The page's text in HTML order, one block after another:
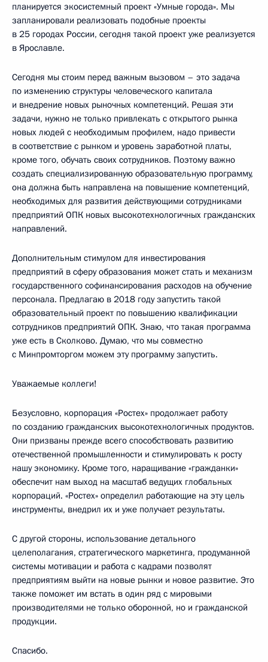
планируется экосистемный проект «Умные города». Мы
запланировали реализовать подобные проекты
в 25 городах России, сегодня такой проект уже реализуется
в Ярославле.
Сегодня мы стоим перед важным вызовом – это задача
по изменению структуры человеческого капитала
и внедрение новых рыночных компетенций. Решая эти
задачи, нужно не только привлекать с открытого рынка
новых людей с необходимым профилем, надо привести
в соответствие с рынком и уровень заработной платы,
кроме того, обучать своих сотрудников. Поэтому важно
создать специализированную образовательную программу,
она должна быть направлена на повышение компетенций,
необходимых для развития действующими сотрудниками
предприятий ОПК новых высокотехнологичных гражданских
направлений.
Дополнительным стимулом для инвестирования
предприятий в сферу образования может стать и механизм
государственного софинансирования расходов на обучение
персонала. Предлагаю в 2018 году запустить такой
образовательный проект по повышению квалификации
сотрудников предприятий ОПК. Знаю, что такая программа
уже есть в Сколково. Думаю, что мы совместно
с Минпромторгом можем эту программу запустить.
Уважаемые коллеги!
Безусловно, корпорация «Ростех» продолжает работу
по созданию гражданских высокотехнологичных продуктов.
Они призваны прежде всего способствовать развитию
отечественной промышленности и стимулировать к росту
нашу экономику. Кроме того, наращивание «гражданки»
обеспечит нам выход на масштаб ведущих глобальных
корпораций. «Ростех» определил работающие на эту цель
инструменты, внедрил их и уже получает результаты.
С другой стороны, использование детального
целеполагания, стратегического маркетинга, продуманной
системы мотивации и работа с кадрами позволят
предприятиям выйти на новые рынки и новое развитие. Это
также поможет им встать в один ряд с мировыми
производителями не только оборонной, но и гражданской
продукции.
Спасибо.